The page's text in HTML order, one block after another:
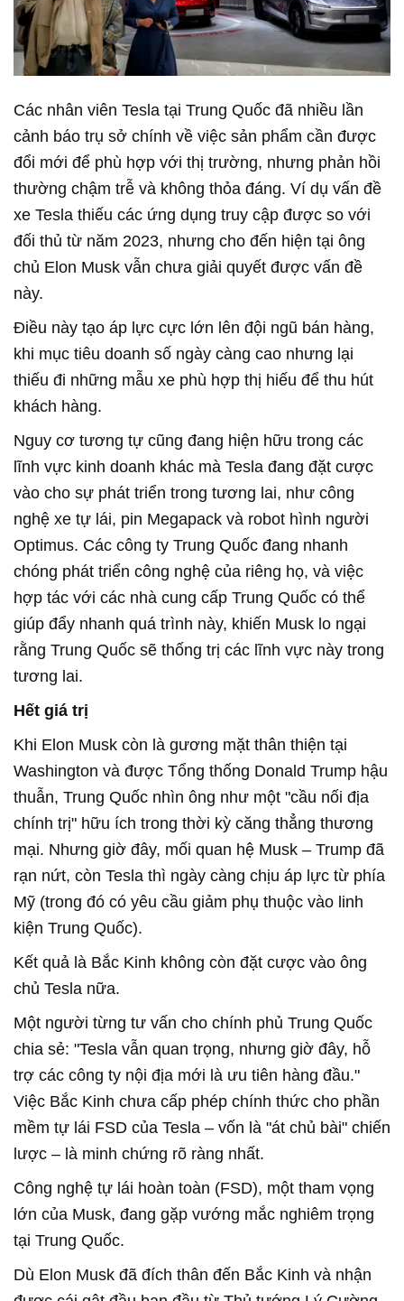
Các nhân viên Tesla tại Trung Quốc đã nhiều lần
cảnh báo trụ sở chính về việc sản phẩm cần được
đổi mới để phù hợp với thị trường, nhưng phản hồi
thường chậm trễ và không thỏa đáng. Ví dụ vấn đề
xe Tesla thiếu các ứng dụng truy cập được so với
đối thủ từ năm 2023, nhưng cho đến hiện tại ông
chủ Elon Musk vẫn chưa giải quyết được vấn đề
này.
Điều này tạo áp lực cực lớn lên đội ngũ bán hàng,
khi mục tiêu doanh số ngày càng cao nhưng lại
thiếu đi những mẫu xe phù hợp thị hiếu để thu hút
khách hàng.
Nguy cơ tương tự cũng đang hiện hữu trong các
lĩnh vực kinh doanh khác mà Tesla đang đặt cược
vào cho sự phát triển trong tương lai, như công
nghệ xe tự lái, pin Megapack và robot hình người
Optimus. Các công ty Trung Quốc đang nhanh
chóng phát triển công nghệ của riêng họ, và việc
hợp tác với các nhà cung cấp Trung Quốc có thể
giúp đẩy nhanh quá trình này, khiến Musk lo ngại
rằng Trung Quốc sẽ thống trị các lĩnh vực này trong
tương lai.
Hết giá trị
Khi Elon Musk còn là gương mặt thân thiện tại
Washington và được Tổng thống Donald Trump hậu
thuẫn, Trung Quốc nhìn ông như một "cầu nối địa
chính trị" hữu ích trong thời kỳ căng thẳng thương
mại. Nhưng giờ đây, mối quan hệ Musk – Trump đã
rạn nứt, còn Tesla thì ngày càng chịu áp lực từ phía
Mỹ (trong đó có yêu cầu giảm phụ thuộc vào linh
kiện Trung Quốc).
Kết quả là Bắc Kinh không còn đặt cược vào ông
chủ Tesla nữa.
Một người từng tư vấn cho chính phủ Trung Quốc
chia sẻ: "Tesla vẫn quan trọng, nhưng giờ đây, hỗ
trợ các công ty nội địa mới là ưu tiên hàng đầu."
Việc Bắc Kinh chưa cấp phép chính thức cho phần
mềm tự lái FSD của Tesla – vốn là "át chủ bài" chiến
lược – là minh chứng rõ ràng nhất.
Công nghệ tự lái hoàn toàn (FSD), một tham vọng
lớn của Musk, đang gặp vướng mắc nghiêm trọng
tại Trung Quốc.
Dù Elon Musk đã đích thân đến Bắc Kinh và nhận